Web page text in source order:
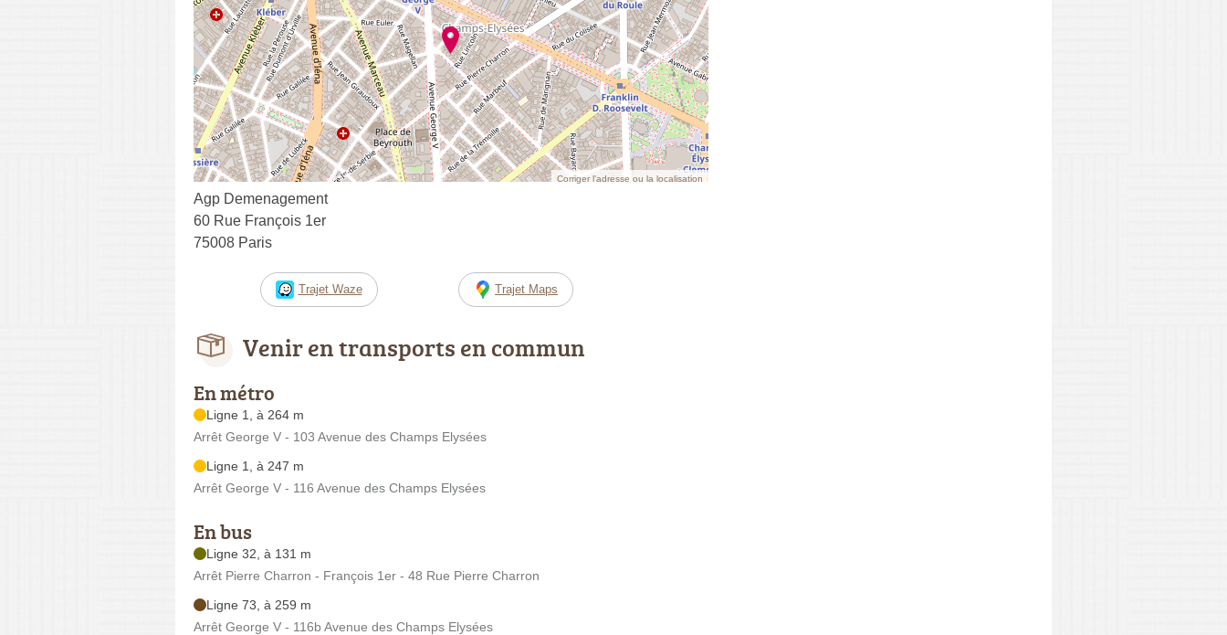
Corriger l’adresse ou la localisation
Agp Demenagement
60 Rue François 1er
75008 Paris
Trajet Waze Trajet Maps
Venir en transports en commun
En métro
Ligne 1, à 264 m
Arrêt George V - 103 Avenue des Champs Elysées
Ligne 1, à 247 m
Arrêt George V - 116 Avenue des Champs Elysées
En bus
Ligne 32, à 131 m
Arrêt Pierre Charron - François 1er - 48 Rue Pierre Charron
Ligne 73, à 259 m
Arrêt George V - 116b Avenue des Champs Elysées